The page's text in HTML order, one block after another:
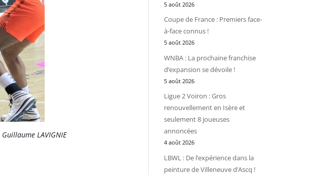
LAVIGNIE
5 août 2026
Coupe de France : Premiers face-
à-face connus !
5 août 2026
WNBA : La prochaine franchise
d’expansion se dévoile !
5 août 2026
Ligue 2 Voiron : Gros
renouvellement en Isère et
seulement 8 joueuses
annoncées
4 août 2026
LBWL : De l’expérience dans la
peinture de Villeneuve d’Ascq !